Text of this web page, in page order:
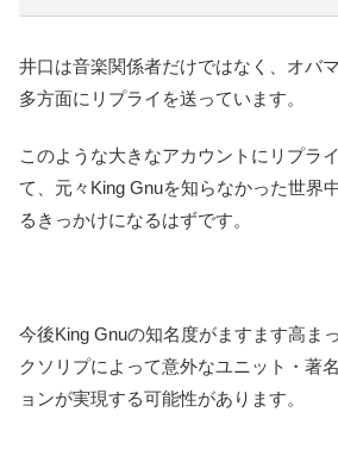
井口は音楽関係者だけではなく、オバ
多方面にリプライを送っています。
このような大きなアカウントにリプラ
て、元々King Gnuを知らなかった世界
るきっかけになるはずです。
今後King Gnuの知名度がますます高ま
クソリプによって意外なユニット・著
ョンが実現する可能性があります。